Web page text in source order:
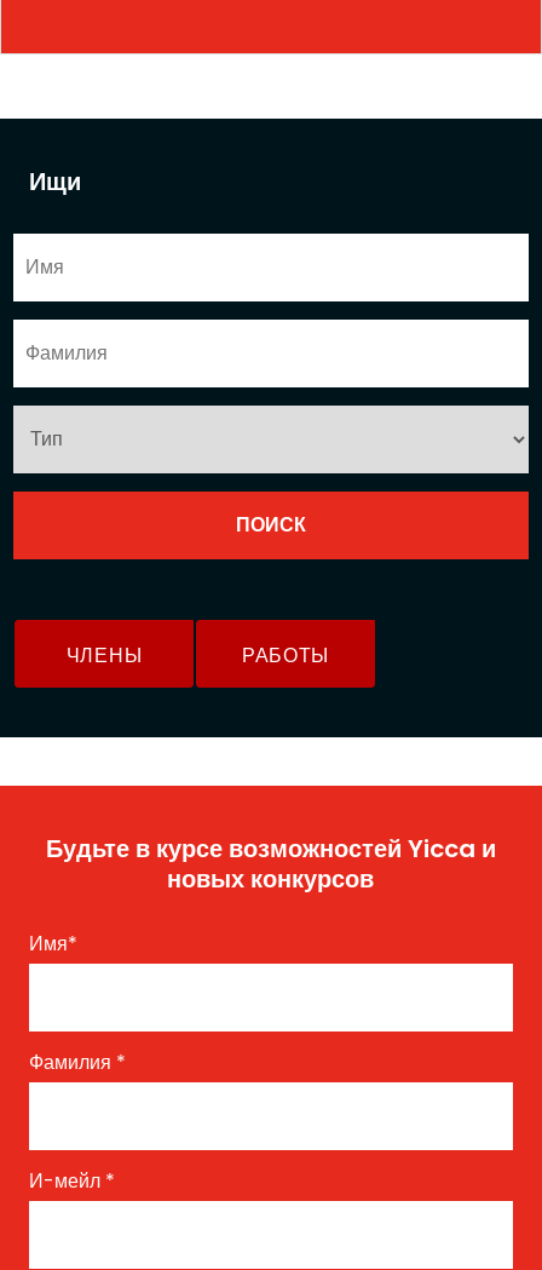
Ищи
ЧЛЕНЫ РАБОТЫ
Будьте в курсе возможностей Yicca и
новых конкурсов
Имя*
Фамилия *
И-мейл *